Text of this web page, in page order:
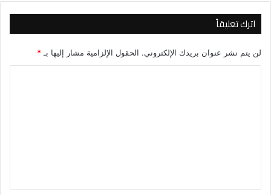
اترك تعليقاً
لن يتم نشر عنوان بريدك الإلكتروني. الحقول الإلزامية مشار إليها بـ *